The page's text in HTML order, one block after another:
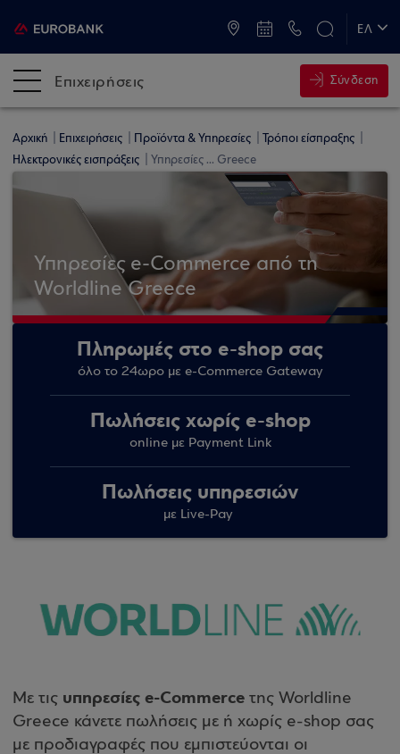
ΕΛ
Επιχειρήσεις Σύνδεση
Αρχική Επιχειρήσεις Προϊόντα & Υπηρεσίες
Τρόποι είσπραξης
Ηλεκτρονικές εισπράξεις
Υπηρεσίες ... Greece
Υπηρεσίες e-Commerce από τη
Worldline Greece
Πληρωμές στο e-shop σας
όλο το 24ωρο με e-Commerce Gateway
Πωλήσεις χωρίς e-shop
online με Payment Link
Πωλήσεις υπηρεσιών
με Live-Pay
Με τις υπηρεσίες e-Commerce της Worldline
Greece κάνετε πωλήσεις με ή χωρίς e-shop σας
με προδιαγραφές που εμπιστεύονται οι